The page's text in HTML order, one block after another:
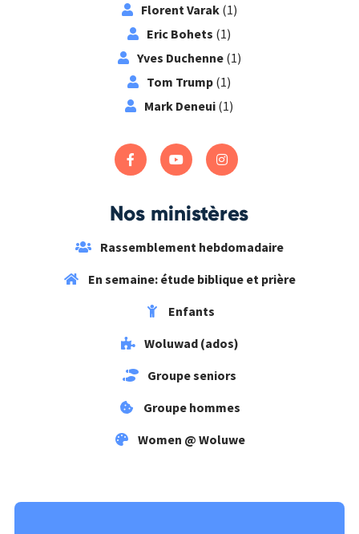
Florent Varak(1)
Eric Bohets (1)
Yves Duchenne(1)
Tom Trump (1)
Mark Deneui (1)
Nos ministères
Rassemblement hebdomadaire
En semaine: étude biblique et prière
Enfants
Woluwad (ados)
Groupe seniors
Groupe hommes
Women @ Woluwe